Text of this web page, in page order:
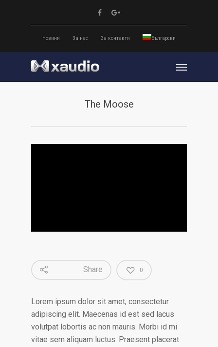
Новини За нас За контакти Български
The Moose
Share 0
Lorem ipsum dolor sit amet, consectetur
adipiscing elit. Maecenas id est sed lacus
volutpat lobortis ac non mauris. Morbi id mi
vitae sem aliquam luctus. Praesent placerat